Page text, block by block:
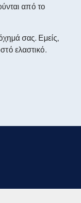
από το
σας. Εμείς,
ελαστικό.